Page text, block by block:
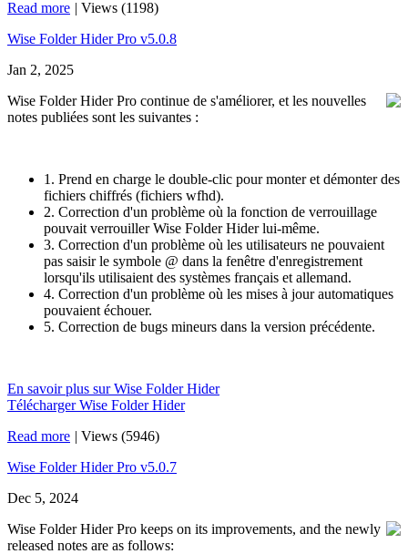
Read more | Views (1198)
Wise Folder Hider Pro v5.0.8
Jan 2, 2025
Wise Folder Hider Pro continue de s'améliorer, et les nouvelles
notes publiées sont les suivantes :
1. Prend en charge le double-clic pour monter et démonter des
fichiers chiffrés (fichiers wfhd).
2. Correction d'un problème où la fonction de verrouillage
pouvait verrouiller Wise Folder Hider lui-même.
3. Correction d'un problème où les utilisateurs ne pouvaient
pas saisir le symbole @ dans la fenêtre d'enregistrement
lorsqu'ils utilisaient des systèmes français et allemand.
4. Correction d'un problème où les mises à jour automatiques
pouvaient échouer.
5. Correction de bugs mineurs dans la version précédente.
En savoir plus sur Wise Folder Hider
Télécharger Wise Folder Hider
Read more | Views (5946)
Wise Folder Hider Pro v5.0.7
Dec 5, 2024
Wise Folder Hider Pro keeps on its improvements, and the newly
released notes are as follows: